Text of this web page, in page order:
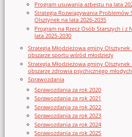
Program usuwania azbestu na lata
Strategia Rozwiązywania Problemów
Olsztynek na lata 2026-2035
Program na Rzecz Osób Starszych i z
lata 2025-2030
Strategia Młodzieżowa gminy Olsztynek
obszarze sportu wśród młodzieży
Strategia Młodzieżowa gminy Olsztynek
obszarze zdrowia psychicznego
Sprawozdania
Sprawozdania za rok 2020
Sprawozdania za rok 2021
Sprawozdania za rok 2022
Sprawozdania za rok 2023
Sprawozdania za rok 2024
Sprawozdania za rok 2025